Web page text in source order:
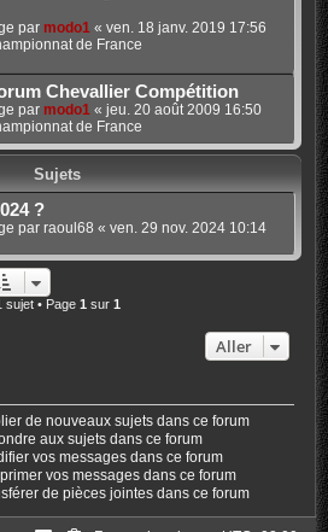
par modo1 « ven. 18 janv. 2019 17:56
de France
Chevallier Compétition
par modo1 « jeu. 20 août 2009 16:50
de France
Sujets
?
par raoul68 « ven. 29 nov. 2024 10:14
sujet • Page 1 sur 1
Aller
de nouveaux sujets dans ce forum
aux sujets dans ce forum
vos messages dans ce forum
vos messages dans ce forum
de pièces jointes dans ce forum